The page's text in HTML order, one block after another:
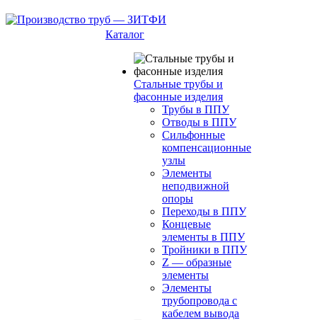
Каталог
Стальные трубы и
фасонные изделия
Трубы в ППУ
Отводы в ППУ
Сильфонные
компенсационные
узлы
Элементы
неподвижной
опоры
Переходы в ППУ
Концевые
элементы в ППУ
Тройники в ППУ
Z — образные
элементы
Элементы
трубопровода с
кабелем вывода